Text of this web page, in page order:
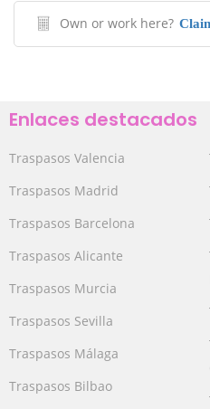
Own or work here?
Enlaces destacados
Traspasos Valencia
Traspasos Madrid
Traspasos Barcelona
Traspasos Alicante
Traspasos Murcia
Traspasos Sevilla
Traspasos Málaga
Traspasos Bilbao